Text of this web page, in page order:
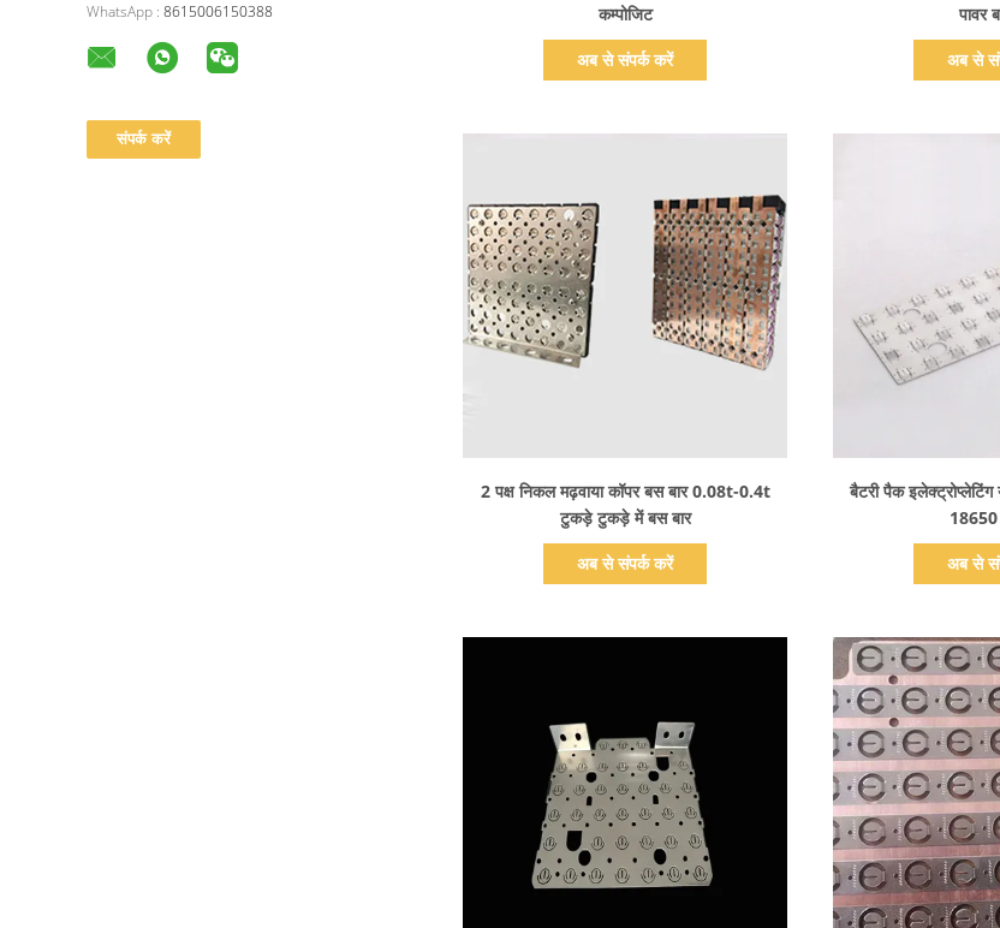
WhatsApp : 8615006150388
कम्पोजिट
अब से संपर्क करें
पावर
अब से
प्रदर्शन का विवरण
2 पक्ष निकल मढ़वाया कॉपर बस बार 0.08t-0.4t
टुकड़े टुकड़े में बस बार
अब से संपर्क करें
प्रदर्शन
बैटरी पैक
18650
अब से